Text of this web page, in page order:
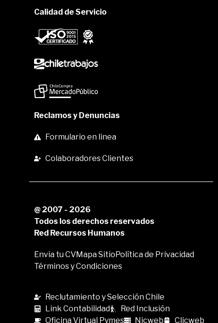
Calidad de Servicio
Reclamos y Denuncias
Formulario en linea
Colaboradores Clientes
@ 2007 - 2026
Todos los derechos reservados
Red Recursos Humanos
Envia tu CVMapa SitioPolítica de Privacidad
Términos y Condiciones
Reclutamiento y Selección Chile
Link Contabilidad
Red Inclusión
Oficina Virtual Pymes
Nicweb Clicweb